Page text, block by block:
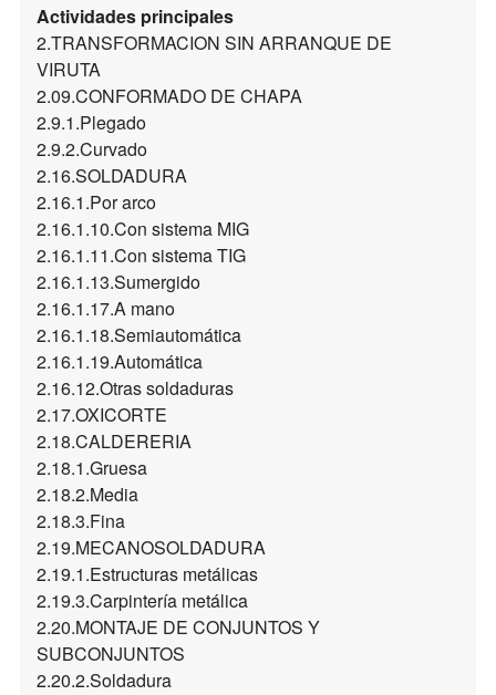
Actividades principales
2.TRANSFORMACION SIN ARRANQUE DE
VIRUTA
2.09.CONFORMADO DE CHAPA
2.9.1.Plegado
2.9.2.Curvado
2.16.SOLDADURA
2.16.1.Por arco
2.16.1.10.Con sistema MIG
2.16.1.11.Con sistema TIG
2.16.1.13.Sumergido
2.16.1.17.A mano
2.16.1.18.Semiautomática
2.16.1.19.Automática
2.16.12.Otras soldaduras
2.17.OXICORTE
2.18.CALDERERIA
2.18.1.Gruesa
2.18.2.Media
2.18.3.Fina
2.19.MECANOSOLDADURA
2.19.1.Estructuras metálicas
2.19.3.Carpintería metálica
2.20.MONTAJE DE CONJUNTOS Y
SUBCONJUNTOS
2.20.2.Soldadura